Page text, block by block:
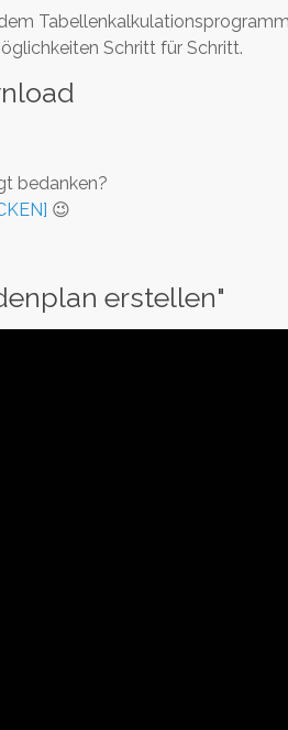
Schritt für Schritt.
bedanken?
😉
erstellen"